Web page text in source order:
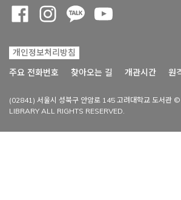
개인정보처리방침
주요 전화번호
찾아오는 길 개관시간 원
(02841) 서울시 성북구 안암로 145 고려대학교 도서관
LIBRARY ALL RIGHTS RESERVED.
Opens a new window
Opens a new window
Opens a new window